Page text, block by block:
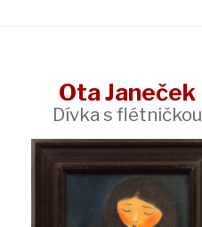
Ota Janeček
Dívka s flétničkou